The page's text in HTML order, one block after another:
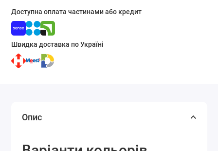
Доступна оплата частинами або кредит
Швидка доставка по Україні
Опис